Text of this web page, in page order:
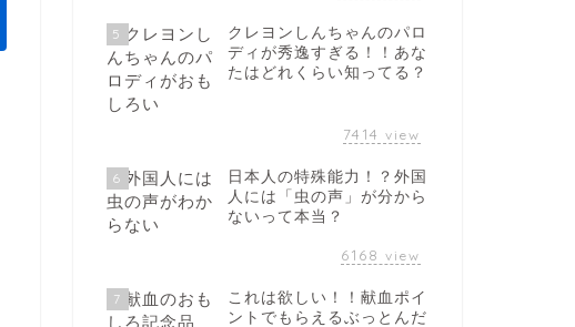
5
クレヨンしんちゃんのパロ
ディが秀逸すぎる！！あな
たはどれくらい知ってる？
7414 view
6
日本人の特殊能力！？外国
人には「虫の声」が分から
ないって本当？
6168 view
7
これは欲しい！！献血ポイ
ントでもらえるぶっとんだ